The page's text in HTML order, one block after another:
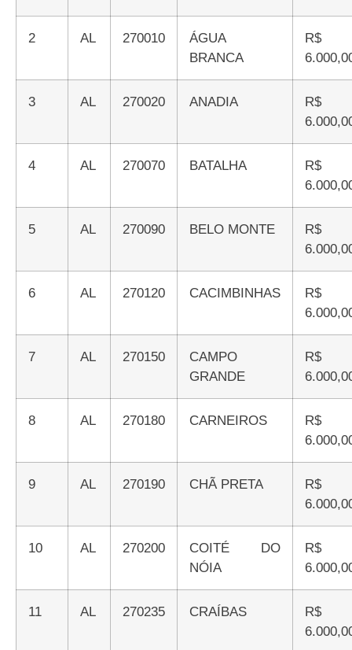
2 AL 270010
ÁGUA
BRANCA
R$
3 AL 270020 ANADIA
R$
4 AL 270070 BATALHA
R$
5 AL 270090 BELO MONTE
R$
6 AL 270120 CACIMBINHAS
R$
7 AL 270150
CAMPO
GRANDE
R$
8 AL 270180 CARNEIROS
R$
9 AL 270190 CHÃ PRETA
R$
10 AL 270200
COITÉ DO
NÓIA
R$
11 AL 270235 CRAÍBAS
R$